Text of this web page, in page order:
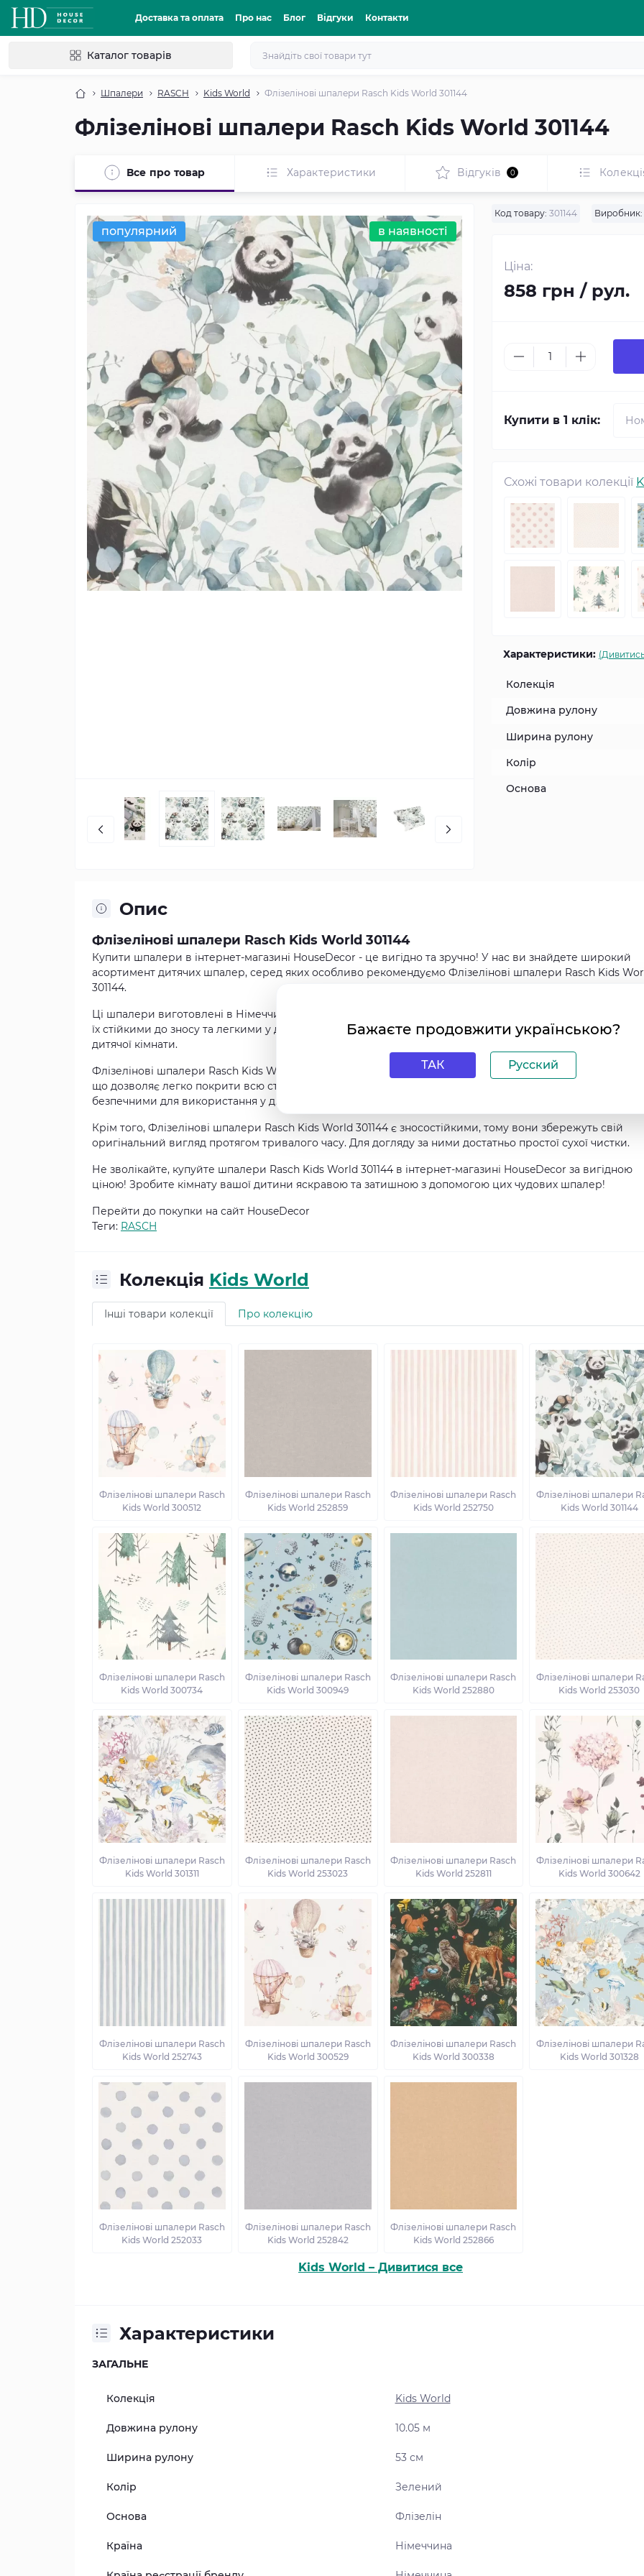
Доставка та оплата Про нас Блог Відгуки Контакти
Каталог товарів
Шпалери RASCH Kids World Флізелінові шпалери Rasch Kids World 301144
Флізелінові шпалери Rasch Kids World 301144
Все про товар Характеристики Відгуків 0
популярний в наявності
Код товару: 301144 Виробник:
Ціна:
858 грн / рул.
Купити в 1 клік:
Схожі товари колекції
Характеристики:
Колекція
Довжина рулону
Ширина рулону
Колір
Основа
Опис
Флізелінові шпалери Rasch Kids World 301144
Купити шпалери в інтернет-магазині HouseDecor - це вигідно та зручно! У нас ви знайдете широкий
асортимент дитячих шпалер, серед яких особливо рекомендуємо Флізелінові шпалери Rasch Kids
301144.
Ці шпалери виготовлені в Німеччині, що гарантує їх високу якість і надійність. Основа - флізелін, що
їх стійкими до зносу та легкими у догляді. Малюнок дитячий, а колір - зелений, ідеально підходить для
дитячої кімнати.
Флізелінові шпалери Rasch Kids World 301144 мають довжину рулону 10.05 метрів і ширину 53
що дозволяє легко покрити всю стіну без зайвих зусиль. Вони також пожежобезпечні, що робить їх
безпечними для використання у дитячій кімнаті.
Крім того, Флізелінові шпалери Rasch Kids World 301144 є зносостійкими, тому вони збережуть свій
оригінальний вигляд протягом тривалого часу. Для догляду за ними достатньо простої сухої чистки.
Не зволікайте, купуйте шпалери Rasch Kids World 301144 в інтернет-магазині HouseDecor за вигідною
ціною! Зробите кімнату вашої дитини яскравою та затишною з допомогою цих чудових шпалер!
Перейти до покупки на сайт HouseDecor
Теги: RASCH
Колекція Kids World
Інші товари колекції Про колекцію
Флізелінові шпалери Rasch
Kids World 300512
Флізелінові шпалери Rasch
Kids World 252859
Флізелінові шпалери Rasch
Kids World 252750
Флізелінові шпалери
Kids World 301144
Флізелінові шпалери Rasch
Kids World 300734
Флізелінові шпалери Rasch
Kids World 300949
Флізелінові шпалери Rasch
Kids World 252880
Флізелінові шпалери
Kids World 253030
Флізелінові шпалери Rasch
Kids World 301311
Флізелінові шпалери Rasch
Kids World 253023
Флізелінові шпалери Rasch
Kids World 252811
Флізелінові шпалери
Kids World 300642
Флізелінові шпалери Rasch
Kids World 252743
Флізелінові шпалери Rasch
Kids World 300529
Флізелінові шпалери Rasch
Kids World 300338
Флізелінові шпалери
Kids World 301328
Флізелінові шпалери Rasch
Kids World 252033
Флізелінові шпалери Rasch
Kids World 252842
Флізелінові шпалери Rasch
Kids World 252866
Kids World – Дивитися все
Характеристики
ЗАГАЛЬНЕ
Колекція Kids World
Довжина рулону 10.05 м
Ширина рулону 53 см
Колір Зелений
Основа Флізелін
Країна Німеччина
Бажаєте продовжити українською?
ТАК Русский